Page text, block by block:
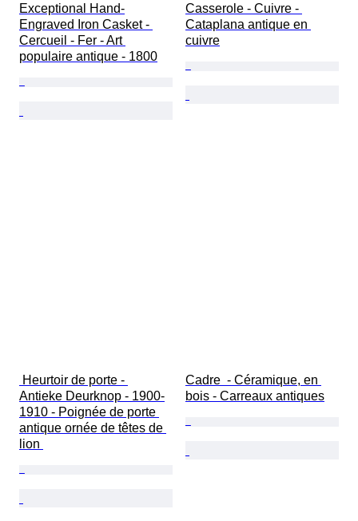
Exceptional Hand-
Engraved Iron Casket -
Cercueil - Fer - Art
populaire antique - 1800
Casserole - Cuivre -
Cataplana antique en
cuivre
Antieke Deurknop - 1900-
1910 - Poignée de porte
antique ornée de têtes de
lion
Cadre  - Céramique, en
bois - Carreaux antiques